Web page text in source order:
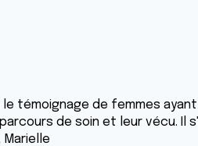
le témoignage de femmes
de soin et leur vécu. Il
Marielle